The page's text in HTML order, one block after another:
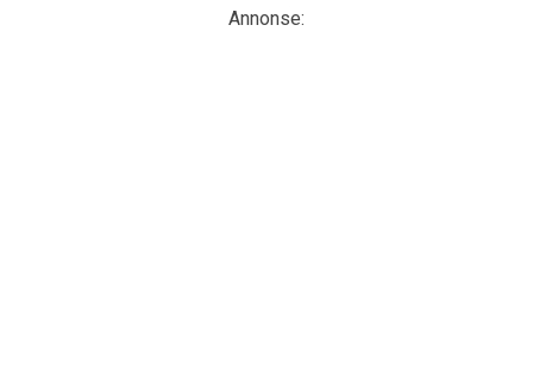
Annonse: